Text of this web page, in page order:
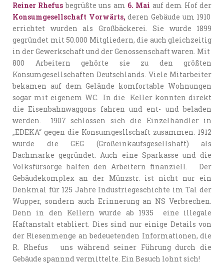
Reiner Rhefus begrüßte uns am 6. Mai auf dem Hof der
Konsumgesellschaft Vorwärts, deren Gebäude um 1910
errichtet wurden als Großbäckerei. Sie wurde 1899
gegründet mit 50.000 Mitgliedern, die auch gleichzeitig
in der Gewerkschaft und der Genossenschaft waren. Mit
800 Arbeitern gehörte sie zu den größten
Konsumgesellschaften Deutschlands. Viele Mitarbeiter
bekamen auf dem Gelände komfortable Wohnungen
sogar mit eigenem WC. In die Keller konnten direkt
die Eisenbahnwaggons fahren und ent- und beladen
werden. 1907 schlossen sich die Einzelhändler in
„EDEKA“ gegen die Konsumgesllschaft zusammen. 1912
wurde die GEG (Großeinkaufsgesellshaft) als
Dachmarke gegründet. Auch eine Sparkasse und die
Volksfürsorge halfen den Arbeitern finanziell. Der
Gebäudekomplex an der Münzstr. ist nicht nur ein
Denkmal für 125 Jahre Industriegeschichte im Tal der
Wupper, sondern auch Erinnerung an NS Verbrechen.
Denn in den Kellern wurde ab 1935 eine illegale
Haftanstalt etabliert. Dies sind nur einige Details von
der Riesenmenge an bedeuetenden Informationen, die
R. Rhefus uns während seiner Führung durch die
Gebäude spannnd vermittelte. Ein Besuch lohnt sich!